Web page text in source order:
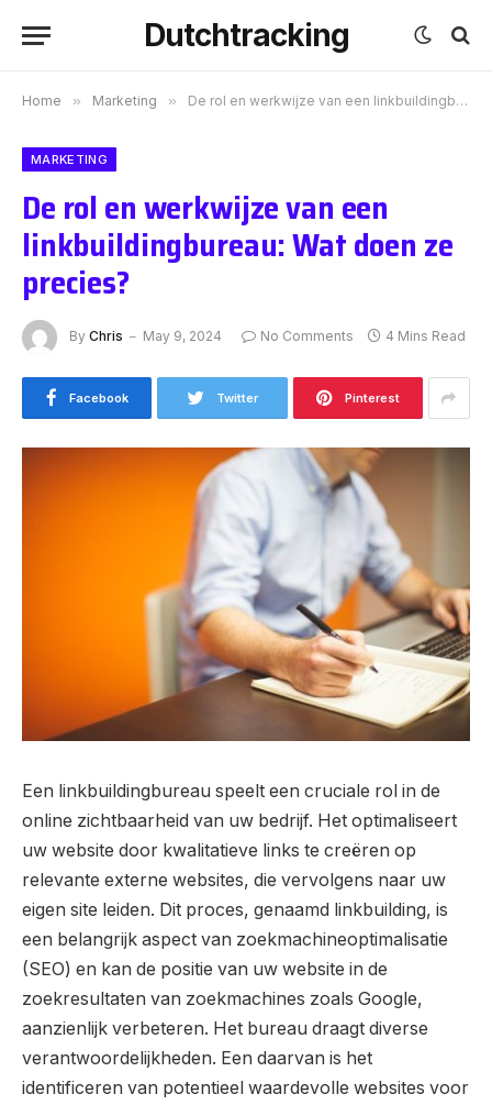
Dutchtracking
Home » Marketing » De rol en werkwijze van een linkbuildingbureau: Wat doen ze precies?
MARKETING
De rol en werkwijze van een
linkbuildingbureau: Wat doen ze
precies?
By Chris May 9, 2024 No Comments 4 Mins Read
Facebook Twitter Pinterest
Een linkbuildingbureau speelt een cruciale rol in de
online zichtbaarheid van uw bedrijf. Het optimaliseert
uw website door kwalitatieve links te creëren op
relevante externe websites, die vervolgens naar uw
eigen site leiden. Dit proces, genaamd linkbuilding, is
een belangrijk aspect van zoekmachineoptimalisatie
(SEO) en kan de positie van uw website in de
zoekresultaten van zoekmachines zoals Google,
aanzienlijk verbeteren. Het bureau draagt diverse
verantwoordelijkheden. Een daarvan is het
identificeren van potentieel waardevolle websites voor